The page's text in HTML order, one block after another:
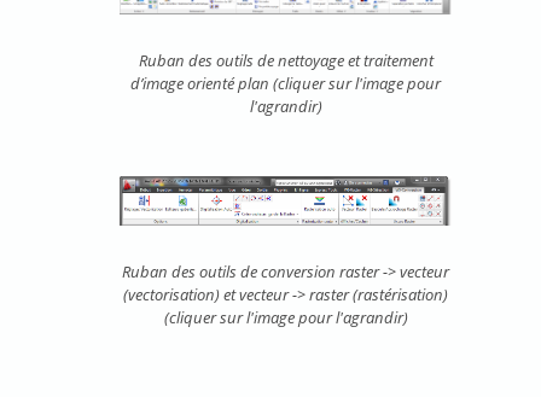
Ruban des outils de nettoyage et traitement
d’image orienté plan (cliquer sur l'image pour
l'agrandir)
Ruban des outils de conversion raster -> vecteur
(vectorisation) et vecteur -> raster (rastérisation)
(cliquer sur l'image pour l'agrandir)